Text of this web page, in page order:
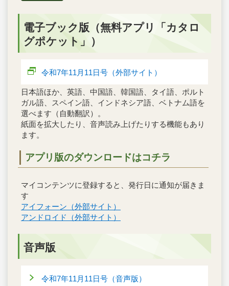
電子ブック版（無料アプリ「カタロ
グポケット」）
令和7年11月11日号（外部サイト）
日本語ほか、英語、中国語、韓国語、タイ語、ポルト
ガル語、スペイン語、インドネシア語、ベトナム語を
選べます（自動翻訳）。
紙面を拡大したり、音声読み上げたりする機能もあり
ます。
アプリ版のダウンロードはコチラ
マイコンテンツに登録すると、発行日に通知が届きま
す
アイフォーン（外部サイト）
アンドロイド（外部サイト）
音声版
令和7年11月11日号（音声版）